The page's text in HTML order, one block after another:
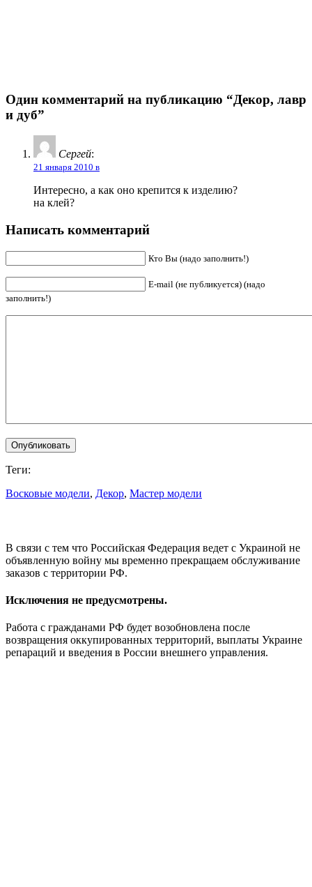
Один комментарий на публикацию “Декор, лавр
и дуб”
Сергей:
21 января 2010 в
Интересно, а как оно крепится к изделию?
на клей?
Написать комментарий
Кто Вы (надо заполнить!)
E-mail (не публикуется) (надо
заполнить!)
Теги:
Восковые модели, Декор, Мастер модели
В связи с тем что Российская Федерация ведет с Украиной не
объявленную войну мы временно прекращаем обслуживание
заказов с территории РФ.
Исключения не предусмотрены.
Работа с гражданами РФ будет возобновлена после
возвращения оккупированных территорий, выплаты Украине
репараций и введения в России внешнего управления.